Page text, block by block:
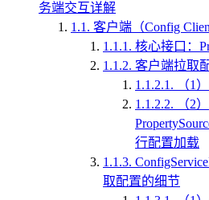
务端交互详解
1.1. 客户端（Config
1.1.1. 核心接口：
1.1.2. 客户端拉取
1.1.2.1.
（1
1.1.2.2.
（2）
行配置加载
1.1.3.
取配置的细节